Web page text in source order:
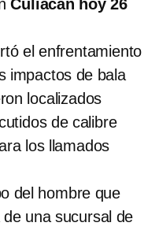
Culiacán hoy 26
el enfrentamiento
impactos de bala
localizados
de calibre
los llamados
del hombre que
una sucursal de